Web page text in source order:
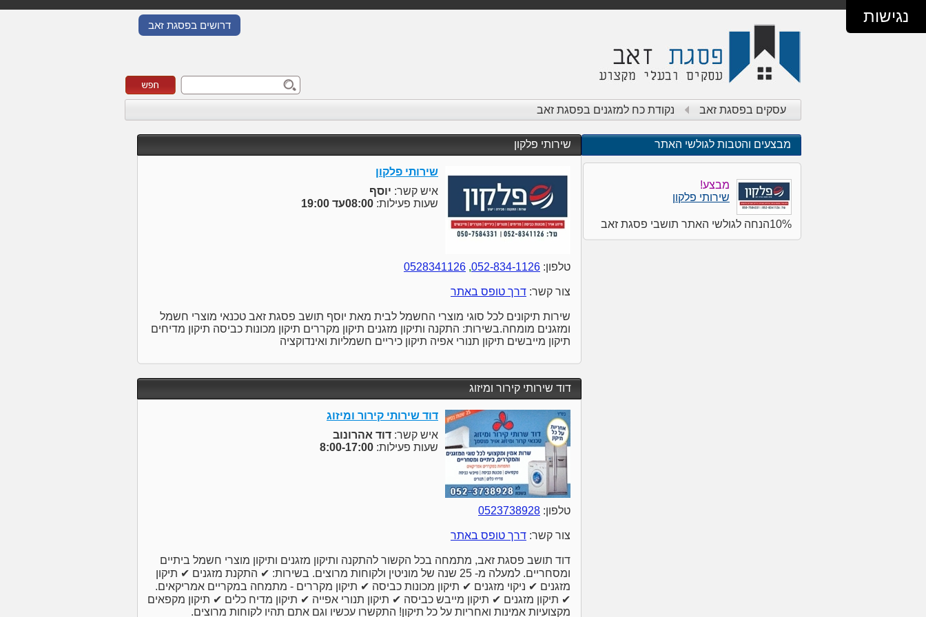
נגישות דרושים בפסגת זאב
עסקים בפסגת זאב נקודת כח למזגנים בפסגת זאב
שירותי פלקון
שירותי פלקון
איש קשר: יוסף
שעות פעילות: 08:00עד 19:00
טלפון: 052-834-1126
,
0528341126
צור קשר: דרך טופס באתר
שירות תיקונים לכל סוגי מוצרי החשמל לבית מאת יוסף תושב פסגת זאב טכנאי מוצרי חשמל
ומזגנים מומחה.בשירות: התקנה ותיקון מזגנים תיקון מקררים תיקון מכונות כביסה תיקון מדיחים
תיקון מייבשים תיקון תנורי אפיה תיקון כיריים חשמליות ואינדוקציה
דוד שירותי קירור ומיזוג
דוד שירותי קירור ומיזוג
איש קשר: דוד אהרונוב
שעות פעילות: 8:00-17:00
טלפון: 0523738928
צור קשר: דרך טופס באתר
דוד תושב פסגת זאב, מתמחה בכל הקשור להתקנה ותיקון מזגנים ותיקון מוצרי חשמל ביתיים
ומסחריים. למעלה מ- 25 שנה של מוניטין ולקוחות מרוצים. בשירות: ✔ התקנת מזגנים ✔ תיקון
מזגנים ✔ ניקוי מזגנים ✔ תיקון מכונות כביסה ✔ תיקון מקררים - מתמחה במקריים אמריקאים.
✔ תיקון מזגנים ✔ תיקון מייבש כביסה ✔ תיקון תנורי אפייה ✔ תיקון מדיח כלים ✔ תיקון מקפאים
מקצועיות אמינות ואחריות על כל תיקון! התקשרו עכשיו וגם אתם תהיו לקוחות מרוצים.
מבצעים והטבות לגולשי האתר
מבצע!
שירותי פלקון
10%הנחה לגולשי האתר תושבי פסגת זאב